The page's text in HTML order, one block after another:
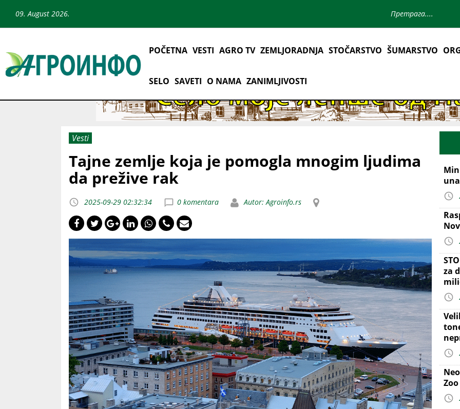
09. August 2026.
POČETNA VESTI AGRO TV ZEMLJORADNJA STOČARSTVO ŠUMARSTVO
SELO SAVETI O NAMA ZANIMLJIVOSTI
Vesti
Tajne zemlje koja je pomogla mnogim ljudima
da prežive rak
2025-09-29 02:32:34 0 komentara Autor: Agroinfo.rs
za